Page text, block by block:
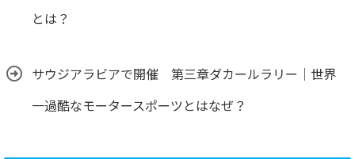
とは？
サウジアラビアで開催 第三章ダカールラリー｜世界
一過酷なモータースポーツとはなぜ？